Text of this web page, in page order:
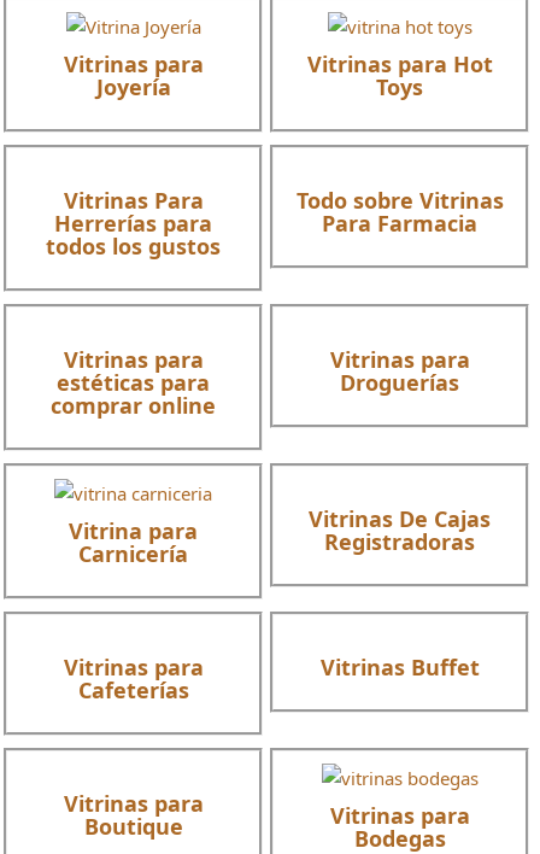
Vitrinas para
Joyería
Vitrinas para Hot
Toys
Vitrinas Para
Herrerías para
todos los gustos
Todo sobre Vitrinas
Para Farmacia
Vitrinas para
estéticas para
comprar online
Vitrinas para
Droguerías
Vitrina para
Carnicería
Vitrinas De Cajas
Registradoras
Vitrinas para
Cafeterías
Vitrinas Buffet
Vitrinas para
Boutique Vitrinas para
Bodegas